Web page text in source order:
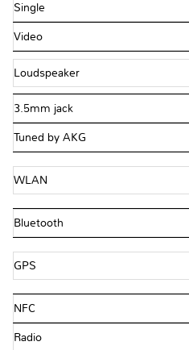
Single
Video
Loudspeaker
3.5mm jack
Tuned by AKG
WLAN
Bluetooth
GPS
NFC
Radio